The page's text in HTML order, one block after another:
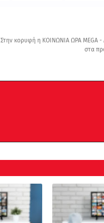
Στην κορυφή η ΚΟΙΝΩΝΙΑ ΩΡΑ MEGA -
στα